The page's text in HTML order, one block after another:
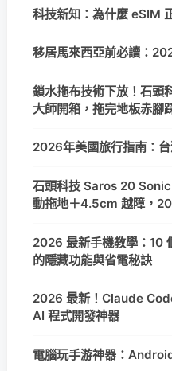
科技新知：為什麼 eSIM
移居馬來西亞前必讀：
鎖水拖布技術下放！石
大師開箱，拖完地板赤腳
2026年美國旅行指南：
石頭科技 Saros 20
動拖地＋4.5cm 越障，
2026 最新手機教學：10
的隱藏功能與省電秘訣
2026 最新！Claude
AI 程式開發神器
電腦玩手游神器：